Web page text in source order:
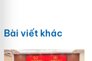
Bài viết khác